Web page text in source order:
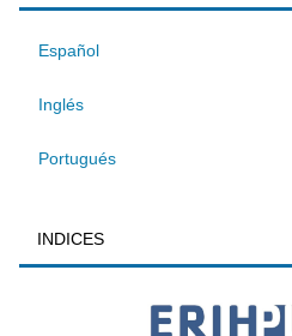
Español
Inglés
Portugués
INDICES